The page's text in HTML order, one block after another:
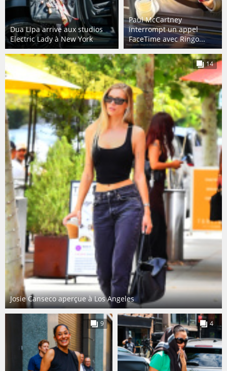
Dua Lipa arrive aux studios
Electric Lady à New York
Paul McCartney
interrompt un appel
FaceTime avec Ringo...
Josie Canseco aperçue à Los Angeles
14
9 4